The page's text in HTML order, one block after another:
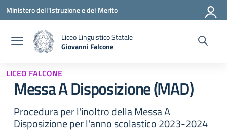
Vai ai contenuti
Vai al menu di navigazione
Vai al footer
Ministero dell'Istruzione e del Merito
Liceo Linguistico Statale
Giovanni Falcone
LICEO FALCONE
Messa A Disposizione (MAD)
Procedura per l'inoltro della Messa A
Disposizione per l'anno scolastico 2023-2024